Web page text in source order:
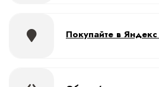
Покупайте в